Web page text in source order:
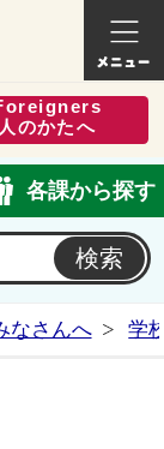
ームページ
くらし
のかたへ
各課から探す
なさんへ 学